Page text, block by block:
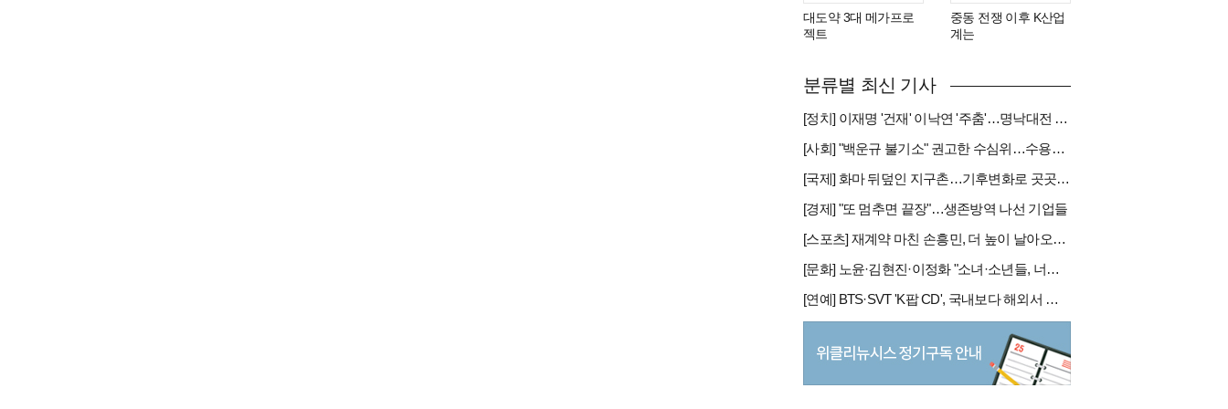
대도약 3대 메가프로
젝트
중동 전쟁 이후 K산업
계는
분류별 최신 기사
[정치] 이재명 '건재' 이낙연 '주춤'…명낙대전 불안한 휴전
[사회] "백운규 불기소" 권고한 수심위…수용땐 줄소송 피할듯
[국제] 화마 뒤덮인 지구촌…기후변화로 곳곳 대형 화재
[경제] "또 멈추면 끝장"…생존방역 나선 기업들
[스포츠] 재계약 마친 손흥민, 더 높이 날아오를까
[문화] 노윤·김현진·이정화 "소녀·소년들, 너희는 혼자가 아니야"
[연예] BTS·SVT 'K팝 CD', 국내보다 해외서 더 팔린다 왜?